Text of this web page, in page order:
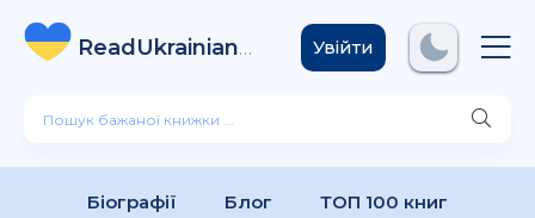
ReadUkrainian
Books .com
Увійти
Біографії Блог ТОП 100 книг